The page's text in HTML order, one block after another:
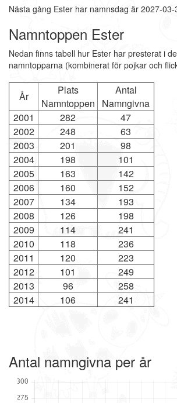
Nästa gång Ester har namnsdag är 2027-03-
Namntoppen Ester
Nedan finns tabell hur Ester har presterat i
namntopparna (kombinerat för pojkar och
År
Plats
Namntoppen
Antal
Namngivna
2001
282
47
2002
248
63
2003
201
98
2004
198
101
2005
163
142
2006
160
152
2007
134
193
2008
126
198
2009
114
241
2010
118
236
2011
120
223
2012
101
249
2013
96
258
2014
106 241
Antal namngivna per år